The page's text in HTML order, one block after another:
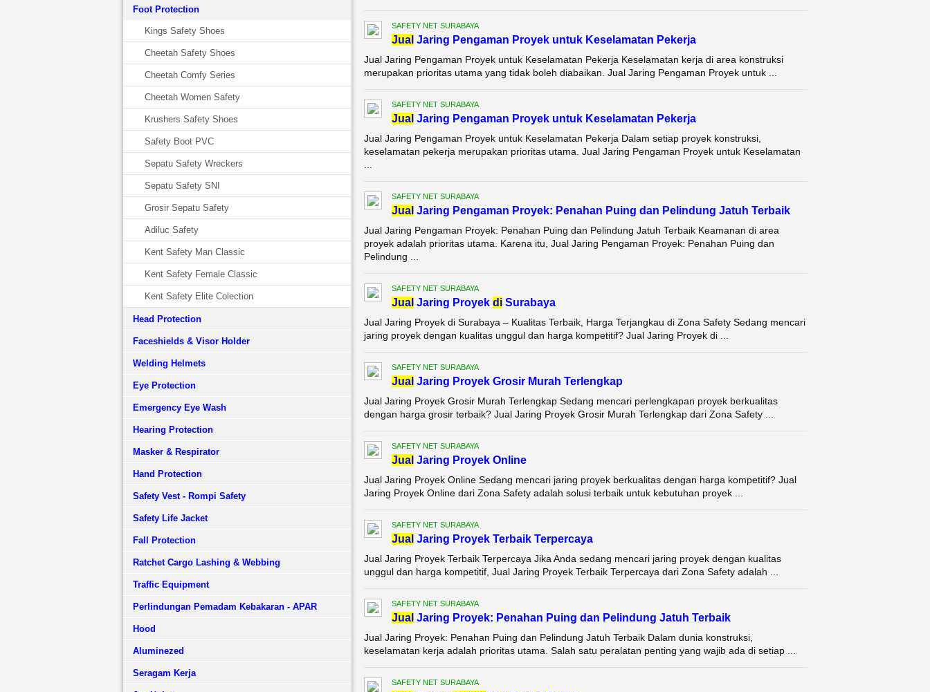
Foot Protection
Kings Safety Shoes
Cheetah Safety Shoes
Cheetah Comfy Series
Cheetah Women Safety
Krushers Safety Shoes
Safety Boot PVC
Sepatu Safety Wreckers
Sepatu Safety SNI
Grosir Sepatu Safety
Adiluc Safety
Kent Safety Man Classic
Kent Safety Female Classic
Kent Safety Elite Colection
Head Protection
Faceshields & Visor Holder
Welding Helmets
Eye Protection
Emergency Eye Wash
Hearing Protection
Masker & Respirator
Hand Protection
Safety Vest - Rompi Safety
Safety Life Jacket
Fall Protection
Ratchet Cargo Lashing & Webbing
Traffic Equipment
Perlindungan Pemadam Kebakaran - APAR
Hood
Aluminezed
Seragam Kerja
SAFETY NET SURABAYA
Jual Jaring Pengaman Proyek untuk Keselamatan Pekerja
Jual Jaring Pengaman Proyek untuk Keselamatan Pekerja Keselamatan kerja di area konstruksi
merupakan prioritas utama yang tidak boleh diabaikan. Jual Jaring Pengaman Proyek untuk ...
SAFETY NET SURABAYA
Jual Jaring Pengaman Proyek untuk Keselamatan Pekerja
Jual Jaring Pengaman Proyek untuk Keselamatan Pekerja Dalam setiap proyek konstruksi,
keselamatan pekerja merupakan prioritas utama. Jual Jaring Pengaman Proyek untuk Keselamatan
SAFETY NET SURABAYA
Jual Jaring Pengaman Proyek: Penahan Puing dan Pelindung Jatuh Terbaik
Jual Jaring Pengaman Proyek: Penahan Puing dan Pelindung Jatuh Terbaik Keamanan di area
proyek adalah prioritas utama. Karena itu, Jual Jaring Pengaman Proyek: Penahan Puing dan
Pelindung ...
SAFETY NET SURABAYA
Jual Jaring Proyek diSurabaya
Jual Jaring Proyek di Surabaya – Kualitas Terbaik, Harga Terjangkau di Zona Safety Sedang mencari
jaring proyek dengan kualitas unggul dan harga kompetitif? Jual Jaring Proyek di ...
SAFETY NET SURABAYA
Jual Jaring Proyek Grosir Murah Terlengkap
Jual Jaring Proyek Grosir Murah Terlengkap Sedang mencari perlengkapan proyek berkualitas
dengan harga grosir terbaik? Jual Jaring Proyek Grosir Murah Terlengkap dari Zona Safety ...
SAFETY NET SURABAYA
Jual Jaring Proyek Online
Jual Jaring Proyek Online Sedang mencari jaring proyek berkualitas dengan harga kompetitif? Jual
Jaring Proyek Online dari Zona Safety adalah solusi terbaik untuk kebutuhan proyek ...
SAFETY NET SURABAYA
Jual Jaring Proyek Terbaik Terpercaya
Jual Jaring Proyek Terbaik Terpercaya Jika Anda sedang mencari jaring proyek dengan kualitas
unggul dan harga kompetitif, Jual Jaring Proyek Terbaik Terpercaya dari Zona Safety adalah ...
SAFETY NET SURABAYA
Jual Jaring Proyek: Penahan Puing dan Pelindung Jatuh Terbaik
Jual Jaring Proyek: Penahan Puing dan Pelindung Jatuh Terbaik Dalam dunia konstruksi,
keselamatan kerja adalah prioritas utama. Salah satu peralatan penting yang wajib ada di setiap ...
SAFETY NET SURABAYA